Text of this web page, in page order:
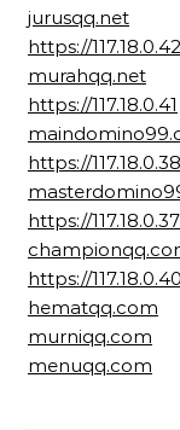
jurusqq.net
https://117.18.0.42
murahqq.net
https://117.18.0.41
https://117.18.0.38
https://117.18.0.37
https://117.18.0.40
hematqq.com
murniqq.com
menuqq.com